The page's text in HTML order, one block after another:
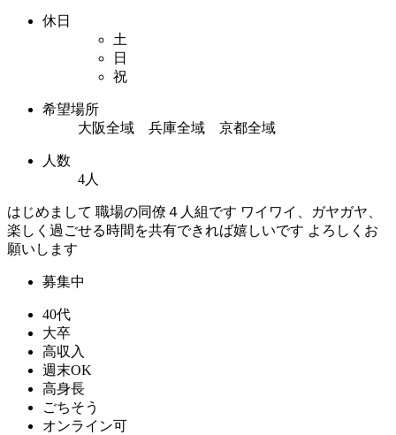
休日
土
日
祝
希望場所
大阪全域 兵庫全域 京都全域
人数
4人
はじめまして 職場の同僚４人組です ワイワイ、ガヤガヤ、
楽しく過ごせる時間を共有できれば嬉しいです よろしくお
願いします
募集中
40代
大卒
高収入
週末OK
高身長
ごちそう
オンライン可